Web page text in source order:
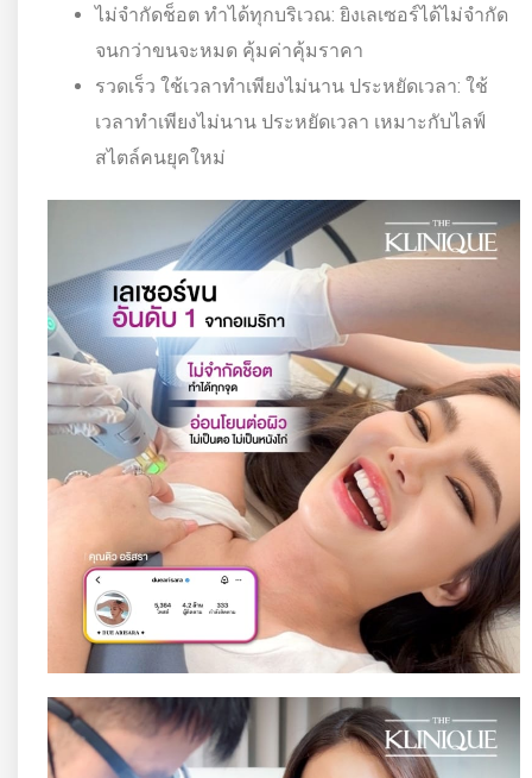
ไม่จำกัดช็อต ทำได้ทุกบริเวณ: ยิงเลเซอร์ได้ไม่จำกัด
จนกว่าขนจะหมด คุ้มค่าคุ้มราคา
รวดเร็ว ใช้เวลาทำเพียงไม่นาน ประหยัดเวลา: ใช้
เวลาทำเพียงไม่นาน ประหยัดเวลา เหมาะกับไลฟ์
สไตล์คนยุคใหม่